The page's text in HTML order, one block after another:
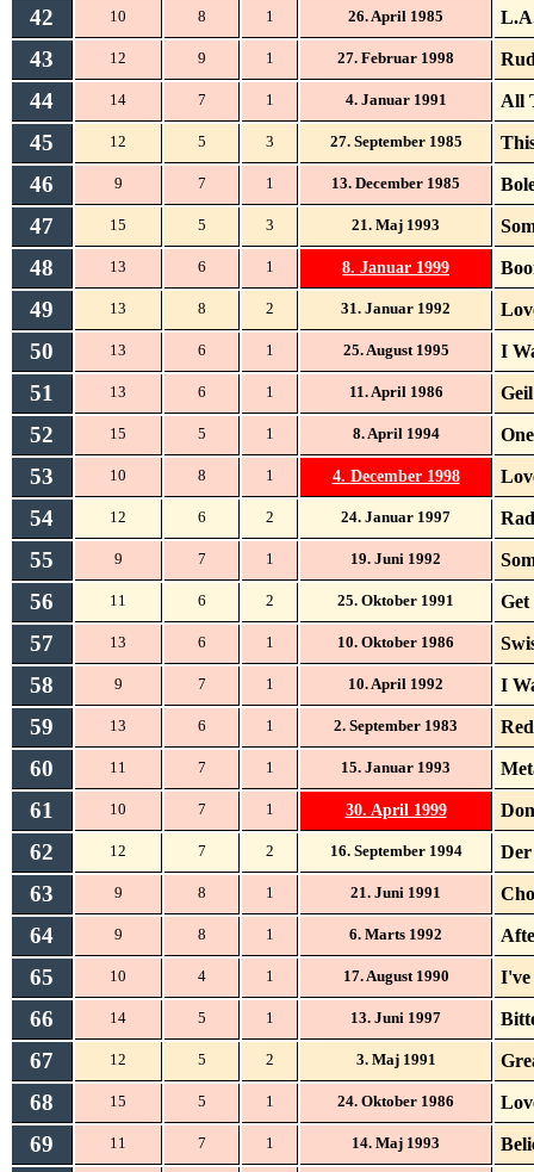
42 10 8 1 26. April 1985
43 12 9 1 27. Februar 1998
44 14 7 1 4. Januar 1991 All
45 12 5 3 27. September 1985
46 9 7 1 13. December 1985
47 15 5 3 21. Maj 1993
48 13 6 1 8. Januar 1999
49 13 8 2 31. Januar 1992
50 13 6 1 25. August 1995 I
51 13 6 1 11. April 1986 Geil
52 15 5 1 8. April 1994
53 10 8 1 4. December 1998
54 12 6 2 24. Januar 1997
55 9 7 1 19. Juni 1992
56 11 6 2 25. Oktober 1991 Get
57 13 6 1 10. Oktober 1986
58 9 7 1 10. April 1992 I
59 13 6 1 2. September 1983
60 11 7 1 15. Januar 1993
61 10 7 1 30. April 1999
62 12 7 2 16. September 1994
63 9 8 1 21. Juni 1991
64 9 8 1 6. Marts 1992
65 10 4 1 17. August 1990 I've
66 14 5 1 13. Juni 1997
67 12 5 2 3. Maj 1991
68 15 5 1 24. Oktober 1986
69 11 7 1 14. Maj 1993